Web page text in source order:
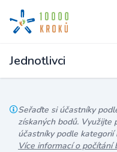
Jednotlivci
Seřaďte si účastníky
získaných bodů.
účastníky podle kategorií
Více informací o počítání